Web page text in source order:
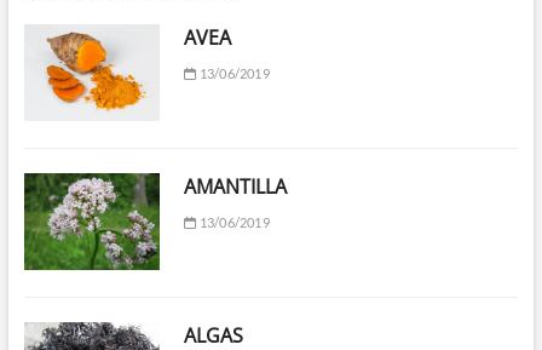
AVEA
13/06/2019
AMANTILLA
13/06/2019
ALGAS